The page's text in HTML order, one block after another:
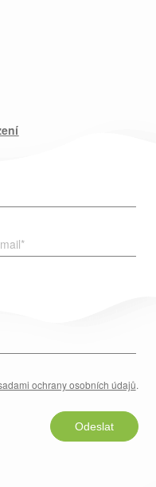
*
ochrany osobních údajů.
Odeslat